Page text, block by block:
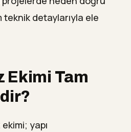
detaylarıyla ele
Ekimi Tam
yapı